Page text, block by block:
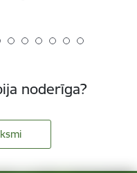
noderīga?